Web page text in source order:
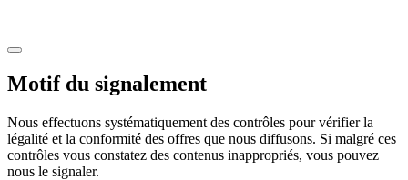
Motif du signalement
Nous effectuons systématiquement des contrôles pour vérifier la
légalité et la conformité des offres que nous diffusons. Si malgré ces
contrôles vous constatez des contenus inappropriés, vous pouvez
nous le signaler.